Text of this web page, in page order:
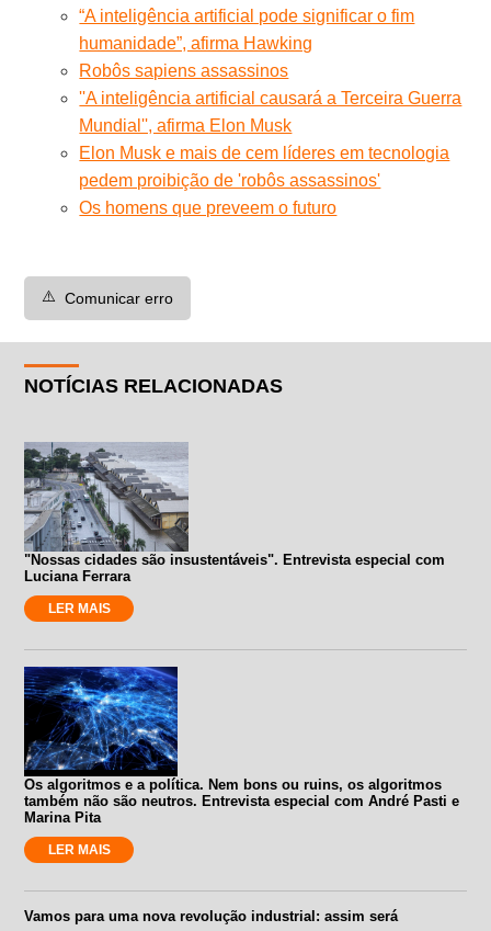
“A inteligência artificial pode significar o fim
humanidade”, afirma Hawking
Robôs sapiens assassinos
''A inteligência artificial causará a Terceira Guerra
Mundial'', afirma Elon Musk
Elon Musk e mais de cem líderes em tecnologia
pedem proibição de 'robôs assassinos'
Os homens que preveem o futuro
⚠️ Comunicar erro
NOTÍCIAS RELACIONADAS
"Nossas cidades são insustentáveis". Entrevista especial com
Luciana Ferrara
LER MAIS
Os algoritmos e a política. Nem bons ou ruins, os algoritmos
também não são neutros. Entrevista especial com André Pasti e
Marina Pita
LER MAIS
Vamos para uma nova revolução industrial: assim será